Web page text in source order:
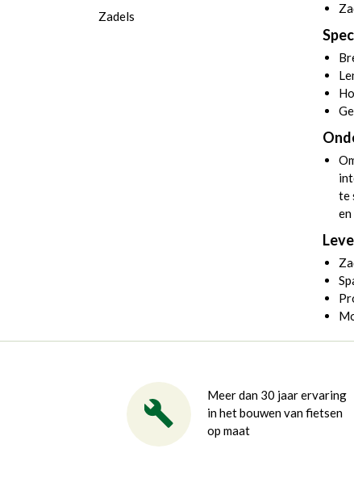
te
Zadels
Meer dan 30 jaar ervaring
in het bouwen van fietsen
op maat